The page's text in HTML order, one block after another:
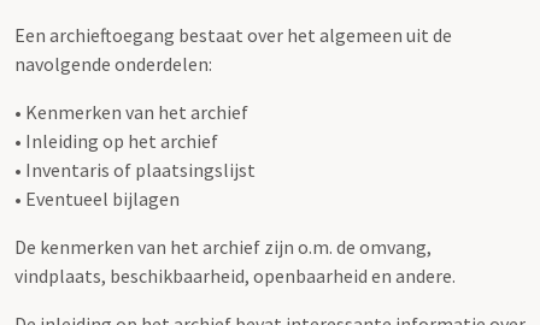
Een archieftoegang bestaat over het algemeen uit de
navolgende onderdelen:
• Kenmerken van het archief
• Inleiding op het archief
• Inventaris of plaatsingslijst
• Eventueel bijlagen
De kenmerken van het archief zijn o.m. de omvang,
vindplaats, beschikbaarheid, openbaarheid en andere.